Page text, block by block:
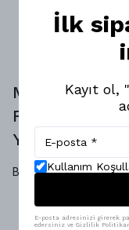
Montis Halı
Fırsat Halısı
Yorumlar
Bu ürün için henüz
İlk
Kayıt ol, "
Kullanım
E-posta adresinizi girerek
edersiniz ve Gizlilik